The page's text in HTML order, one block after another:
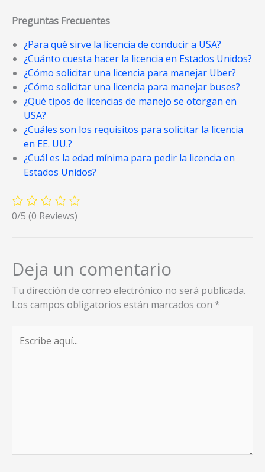
Preguntas Frecuentes
¿Para qué sirve la licencia de conducir a USA?
¿Cuánto cuesta hacer la licencia en Estados Unidos?
¿Cómo solicitar una licencia para manejar Uber?
¿Cómo solicitar una licencia para manejar buses?
¿Qué tipos de licencias de manejo se otorgan en
USA?
¿Cuáles son los requisitos para solicitar la licencia
en EE. UU.?
¿Cuál es la edad mínima para pedir la licencia en
Estados Unidos?
0/5 (0 Reviews)
Deja un comentario
Tu dirección de correo electrónico no será publicada.
Los campos obligatorios están marcados con *
aquí...